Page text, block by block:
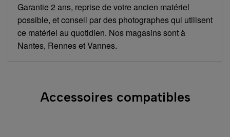
Garantie 2 ans, reprise de votre ancien matériel
possible, et conseil par des photographes qui utilisent
ce matériel au quotidien. Nos magasins sont à
Nantes, Rennes et Vannes.
Accessoires compatibles